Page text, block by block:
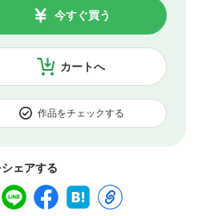
カートへ
今すぐ買う
作品をチェックする
ェアする